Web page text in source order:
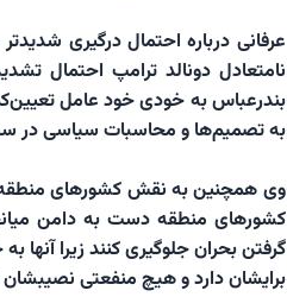
عرفانی درباره احتمال درگیری
نامتعادل دونالد ترامپ احتمال
بندرعباس به خودی خود عامل
به تصمیم‌ها و محاسبات سیاسی در
وی همچنین به نقش کشورهای
کشورهای منطقه دست به دامن
گرفتن بحران جلوگیری کنند زیرا آنها
برایشان دارد و هیچ منفعتی